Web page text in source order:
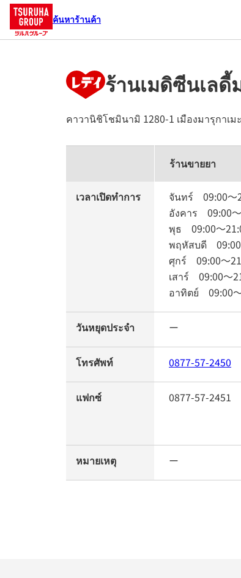
ค้นหาร้านค้า
ร้านเมดิซีนเลดี้
คาวานิชิโชมินามิ 1280-1 เมืองมารุกาเมะ
ร้านขายยา
เวลาเปิดทำการ จันทร์ 09:00～
อังคาร 09:00～
พุธ 09:00～
พฤหัสบดี 09:00
ศุกร์ 09:00～
เสาร์ 09:00～
อาทิตย์ 09:00
วันหยุดประจำ ー
โทรศัพท์ 0877-57-2450
แฟกซ์ 0877-57-2451
หมายเหตุ ー